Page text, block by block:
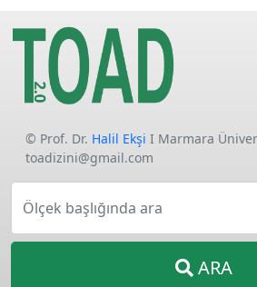
© Prof. Dr. Halil Ekşi I Marmara
toadizini@gmail.com
Ölçek başlığında ara
ARA